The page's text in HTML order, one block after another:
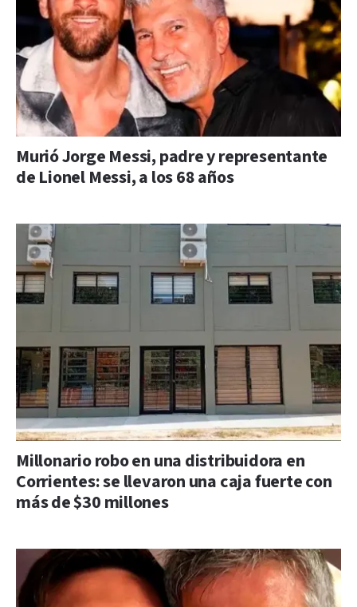
Murió Jorge Messi, padre y representante
de Lionel Messi, a los 68 años
Millonario robo en una distribuidora en
Corrientes: se llevaron una caja fuerte con
más de $30 millones